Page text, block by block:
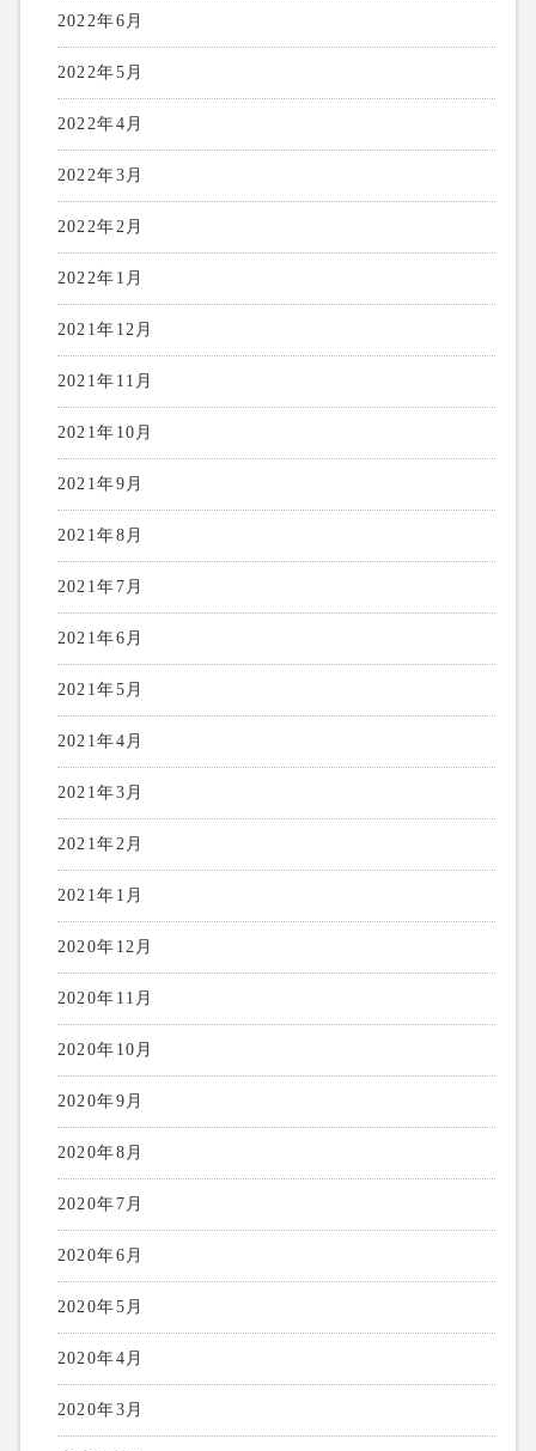
2022年6月
2022年5月
2022年4月
2022年3月
2022年2月
2022年1月
2021年12月
2021年11月
2021年10月
2021年9月
2021年8月
2021年7月
2021年6月
2021年5月
2021年4月
2021年3月
2021年2月
2021年1月
2020年12月
2020年11月
2020年10月
2020年9月
2020年8月
2020年7月
2020年6月
2020年5月
2020年4月
2020年3月